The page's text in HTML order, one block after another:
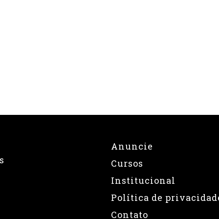
Anuncie
Cursos
Institucional
Política de
Contato